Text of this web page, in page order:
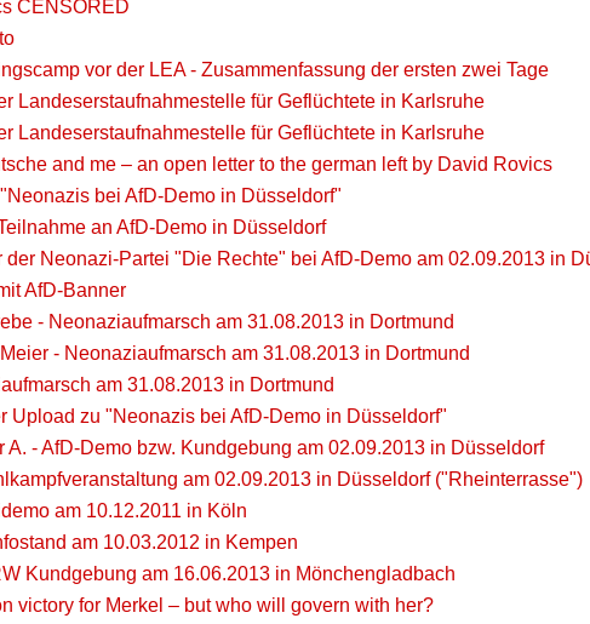
CENSORED
vor der LEA - Zusammenfassung der ersten zwei Tage
Landeserstaufnahmestelle für Geflüchtete in Karlsruhe
Landeserstaufnahmestelle für Geflüchtete in Karlsruhe
and me – an open letter to the german left by David Rovics
bei AfD-Demo in Düsseldorf"
an AfD-Demo in Düsseldorf
der Neonazi-Partei "Die Rechte" bei AfD-Demo am 02.09.2013 in
AfD-Banner
- Neonaziaufmarsch am 31.08.2013 in Dortmund
- Neonaziaufmarsch am 31.08.2013 in Dortmund
am 31.08.2013 in Dortmund
Upload zu "Neonazis bei AfD-Demo in Düsseldorf"
A. - AfD-Demo bzw. Kundgebung am 02.09.2013 in Düsseldorf
am 02.09.2013 in Düsseldorf ("Rheinterrasse")
am 10.12.2011 in Köln
am 10.03.2012 in Kempen
Kundgebung am 16.06.2013 in Mönchengladbach
victory for Merkel – but who will govern with her?